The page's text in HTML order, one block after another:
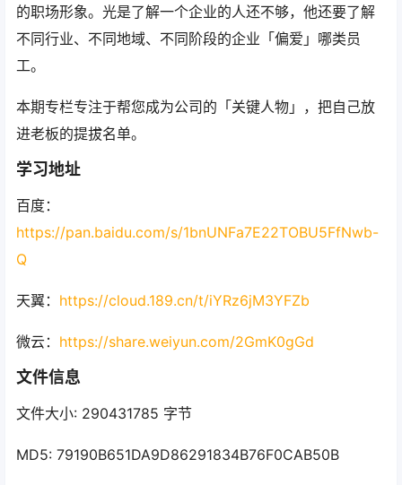
的职场形象。光是了解一个企业的人还不够，他还要了解
不同行业、不同地域、不同阶段的企业「偏爱」哪类员
工。
本期专栏专注于帮您成为公司的「关键人物」，把自己放
进老板的提拔名单。
学习地址
百度：
https://pan.baidu.com/s/1bnUNFa7E22TOBU5FfNwb-
Q
天翼： https://cloud.189.cn/t/iYRz6jM3YFZb
微云： https://share.weiyun.com/2GmK0gGd
文件信息
文件大小: 290431785 字节
MD5: 79190B651DA9D86291834B76F0CAB50B